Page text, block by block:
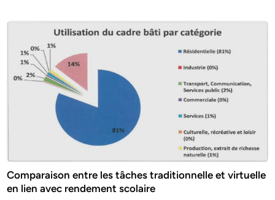
Comparaison entre les tâches traditionnelle et virtuelle
en lien avec rendement scolaire